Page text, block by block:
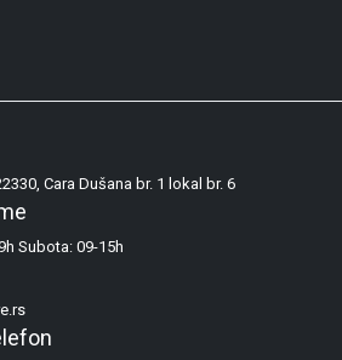
Cara Dušana br. 1 lokal br. 6
Subota: 09-15h